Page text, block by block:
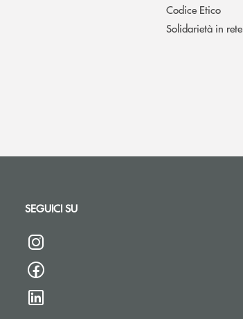
Codice Etico
Solidarietà in rete
SEGUICI SU